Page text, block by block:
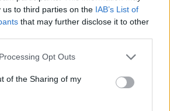
us to third parties on the IAB’s List of
that may further disclose it to other
Opt Outs
of the Sharing of my
se zabývá policie.
Islandské úřady nařídily
vyhoštění 21 aktivistů